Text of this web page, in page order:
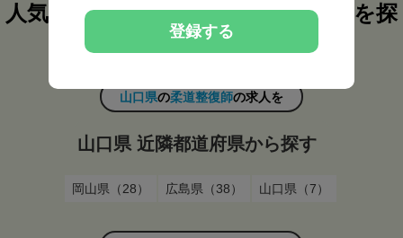
人気検索条件から柔道整復師の求人を探
す
山口県の柔道整復師の求人を
山口県 近隣都道府県から探す
岡山県（28） 広島県（38） 山口県（7）
登録する